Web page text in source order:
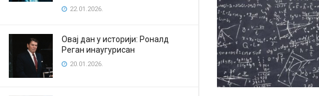
22.01.2026.
Овај дан у историји: Роналд
Реган инаугурисан
20.01.2026.